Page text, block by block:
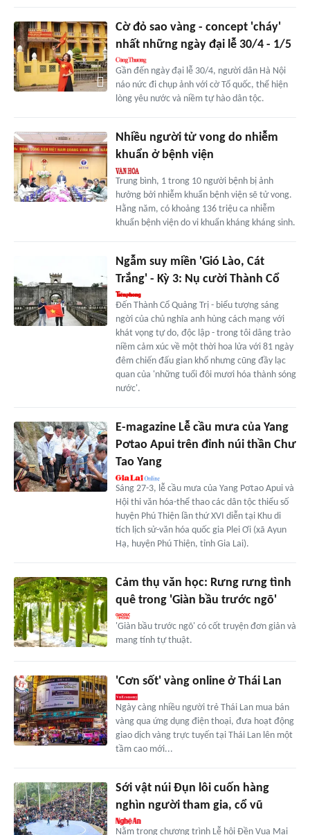
Cờ đỏ sao vàng - concept 'cháy'
nhất những ngày đại lễ 30/4 - 1/5
Gần đến ngày đại lễ 30/4, người dân Hà Nội
náo nức đi chụp ảnh với cờ Tổ quốc, thể hiện
lòng yêu nước và niềm tự hào dân tộc.
Nhiều người tử vong do nhiễm
khuẩn ở bệnh viện
Trung bình, 1 trong 10 người bệnh bị ảnh
hưởng bởi nhiễm khuẩn bệnh viện sẽ tử vong.
Hằng năm, có khoảng 136 triệu ca nhiễm
khuẩn bệnh viện do vi khuẩn kháng kháng sinh.
Ngẫm suy miền 'Gió Lào, Cát
Trắng' - Kỳ 3: Nụ cười Thành Cổ
Đến Thành Cổ Quảng Trị - biểu tượng sáng
ngời của chủ nghĩa anh hùng cách mạng với
khát vọng tự do, độc lập - trong tôi dâng trào
niềm cảm xúc về một thời hoa lửa với 81 ngày
đêm chiến đấu gian khổ nhưng cũng đầy lạc
quan của 'những tuổi đôi mươi hóa thành sóng
nước'.
E-magazine Lễ cầu mưa của Yang
Pơtao Apui trên đỉnh núi thần Chư
Tao Yang
Sáng 27-3, lễ cầu mưa của Yang Pơtao Apui và
Hội thi văn hóa-thể thao các dân tộc thiểu số
huyện Phú Thiện lần thứ XVI diễn tại Khu di
tích lịch sử-văn hóa quốc gia Plei Ơi (xã Ayun
Hạ, huyện Phú Thiện, tỉnh Gia Lai).
Cảm thụ văn học: Rưng rưng tình
quê trong 'Giàn bầu trước ngõ'
'Giàn bầu trước ngõ' có cốt truyện đơn giản và
mang tính tự thuật.
'Cơn sốt' vàng online ở Thái Lan
Ngày càng nhiều người trẻ Thái Lan mua bán
vàng qua ứng dụng điện thoại, đưa hoạt động
giao dịch vàng trực tuyến tại Thái Lan lên một
tầm cao mới...
Sới vật núi Đụn lôi cuốn hàng
nghìn người tham gia, cổ vũ
Nằm trong chương trình Lễ hội Đền Vua Mai